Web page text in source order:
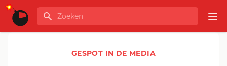
Ga naar de inhoud
GLOBALINFO
Zoeken
GESPOT IN DE MEDIA